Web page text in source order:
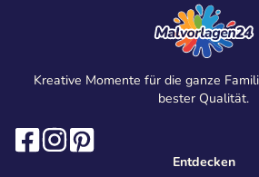
Kreative Momente für die ganze
bester Qualität.
Entdecken